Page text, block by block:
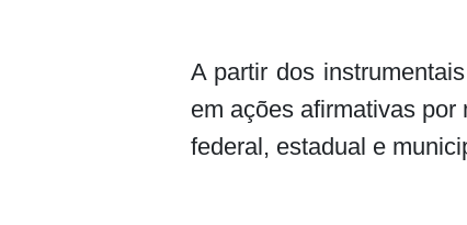
A partir dos
em ações afirmativas
federal, estadual e